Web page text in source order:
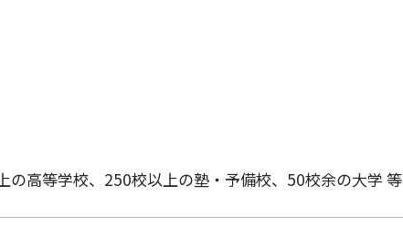
の高等学校、250校以上の塾・予備校、50校余の大学 等